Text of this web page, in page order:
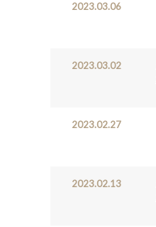
2023.03.06
2023.03.02
2023.02.27
2023.02.13